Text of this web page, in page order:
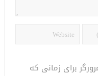
برای زمانی که